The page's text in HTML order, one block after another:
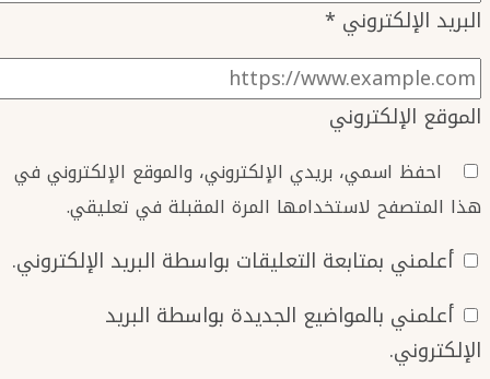
البريد الإلكتروني *
الموقع الإلكتروني
احفظ اسمي، بريدي الإلكتروني، والموقع الإلكتروني في
هذا المتصفح لاستخدامها المرة المقبلة في تعليقي.
أعلمني بمتابعة التعليقات بواسطة البريد الإلكتروني.
أعلمني بالمواضيع الجديدة بواسطة البريد
الإلكتروني.